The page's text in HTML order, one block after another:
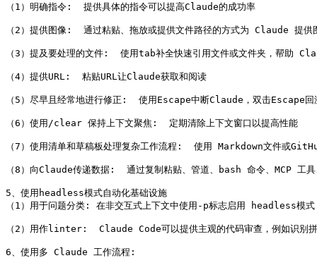
（1）明确指令:  提供具体的指令可以提高Claude的成功率
（2）提供图像:  通过粘贴、拖放或提供文件路径的方式为 Claude 提供
（3）提及要处理的文件:  使用tab补全快速引用文件或文件夹，帮助
（4）提供URL:  粘贴URL让Claude获取和阅读
（5）尽早且经常地进行修正:  使用Escape中断Claude，双击Escape
（6）使用/clear 保持上下文聚焦:  定期清除上下文窗口以提高性能
（7）使用清单和草稿板处理复杂工作流程:  使用 Markdown文件或
（8）向Claude传递数据:  通过复制粘贴、管道、bash 命令、MCP 工
5、使用headless模式自动化基础设施
（1）用于问题分类: 在非交互式上下文中使用-p标志启用 headless模
（2）用作linter:  Claude Code可以提供主观的代码审查，例如识别拼
6、使用多 Claude 工作流程: